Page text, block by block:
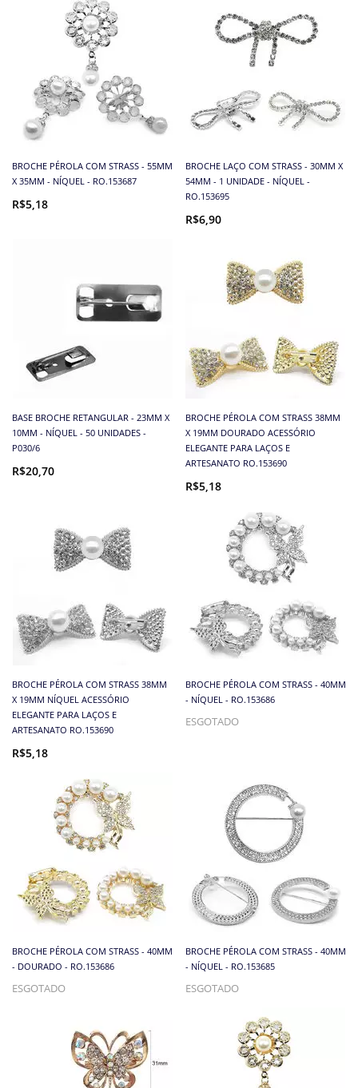
BROCHE PÉROLA COM STRASS - 55MM
X 35MM - NÍQUEL - RO.153687
R$5,18
BROCHE LAÇO COM STRASS - 30MM X
54MM - 1 UNIDADE - NÍQUEL -
RO.153695
R$6,90
BASE BROCHE RETANGULAR - 23MM X
10MM - NÍQUEL - 50 UNIDADES -
P030/6
R$20,70
BROCHE PÉROLA COM STRASS 38MM
X 19MM DOURADO ACESSÓRIO
ELEGANTE PARA LAÇOS E
ARTESANATO RO.153690
R$5,18
BROCHE PÉROLA COM STRASS 38MM
X 19MM NÍQUEL ACESSÓRIO
ELEGANTE PARA LAÇOS E
ARTESANATO RO.153690
R$5,18
BROCHE PÉROLA COM STRASS - 40MM
- NÍQUEL - RO.153686
ESGOTADO
BROCHE PÉROLA COM STRASS - 40MM
- DOURADO - RO.153686
ESGOTADO
BROCHE PÉROLA COM STRASS - 40MM
- NÍQUEL - RO.153685
ESGOTADO